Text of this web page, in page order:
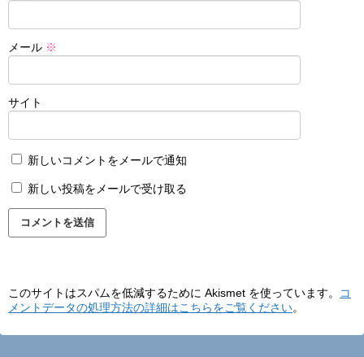
メール ※
サイト
新しいコメントをメールで通知
新しい投稿をメールで受け取る
このサイトはスパムを低減するために Akismet を使っています。
コ
メントデータの処理方法の詳細はこちらをご覧ください。